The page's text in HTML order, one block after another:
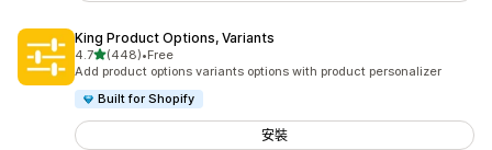
King Product Options, Variants
4.7滿分 5 顆星
(448)
共有 448 則評價
•Free
Add product options variants options with product personalizer
Built for Shopify
安裝